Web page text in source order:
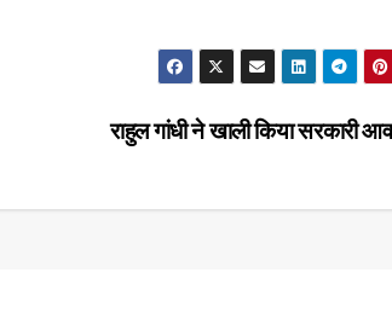
राहुल गांधी ने खाली किया सरकारी